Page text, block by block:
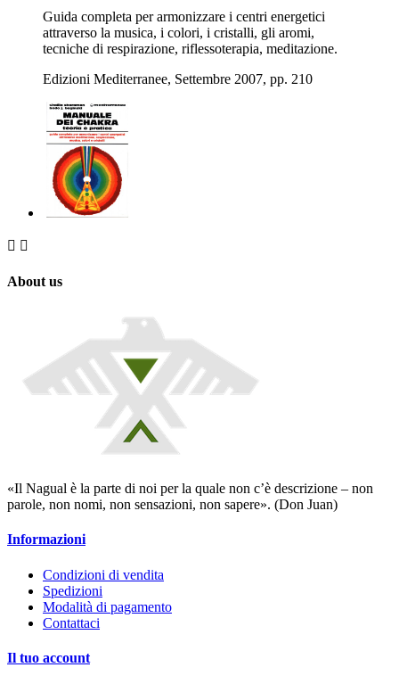
Guida completa per armonizzare i centri energetici
attraverso la musica, i colori, i cristalli, gli aromi,
tecniche di respirazione, riflessoterapia, meditazione.
Edizioni Mediterranee, Settembre 2007, pp. 210
 
About us
«Il Nagual è la parte di noi per la quale non c’è descrizione – non
parole, non nomi, non sensazioni, non sapere». (Don Juan)
Informazioni
Condizioni di vendita
Spedizioni
Modalità di pagamento
Contattaci
Il tuo account